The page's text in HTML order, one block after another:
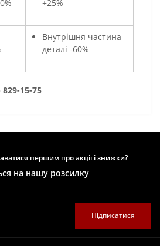
+25%
Внутрішня частина
деталі -60%
15-75
першим про акції і знижки?
на нашу розсилку
Підписатися